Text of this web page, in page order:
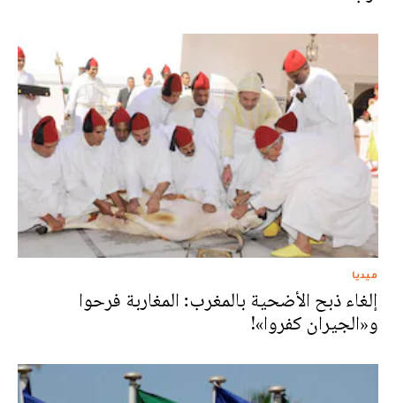
ميديا
إلغاء ذبح الأضحية بالمغرب: المغاربة فرحوا
و«الجيران كفروا»!